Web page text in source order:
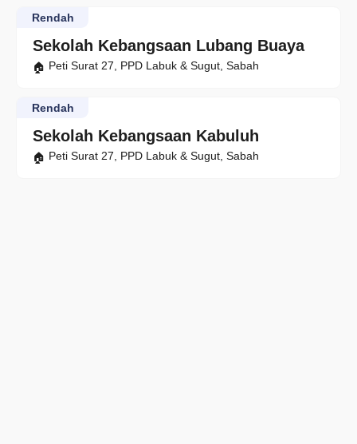
Sekolah Kebangsaan Lubang Buaya
Rendah
Peti Surat 27, PPD Labuk & Sugut, Sabah
Sekolah Kebangsaan Kabuluh
Rendah
Peti Surat 27, PPD Labuk & Sugut, Sabah